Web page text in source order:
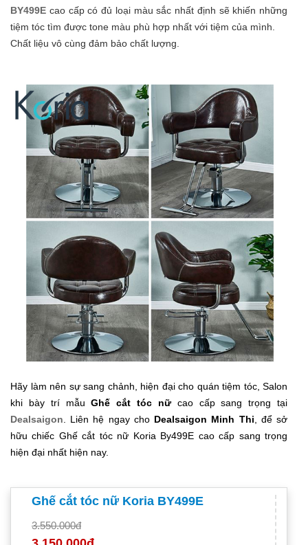
BY499E cao cấp có đủ loại màu sắc nhất định sẽ khiến những
tiệm tóc tìm được tone màu phù hợp nhất với tiệm của mình.
Chất liệu vô cùng đảm bảo chất lượng.
Hãy làm nên sự sang chảnh, hiện đại cho quán tiệm tóc, Salon
khi bày trí mẫuGhế cắt tóc nữcao cấp sang trọng tại
Dealsaigon . Liên hệ ngay cho Dealsaigon Minh Thi , để sở
hữu chiếc Ghế cắt tóc nữ Koria By499E cao cấp sang trọng
hiện đại nhất hiện nay.
Ghế cắt tóc nữ Koria BY499E
3.550.000đ